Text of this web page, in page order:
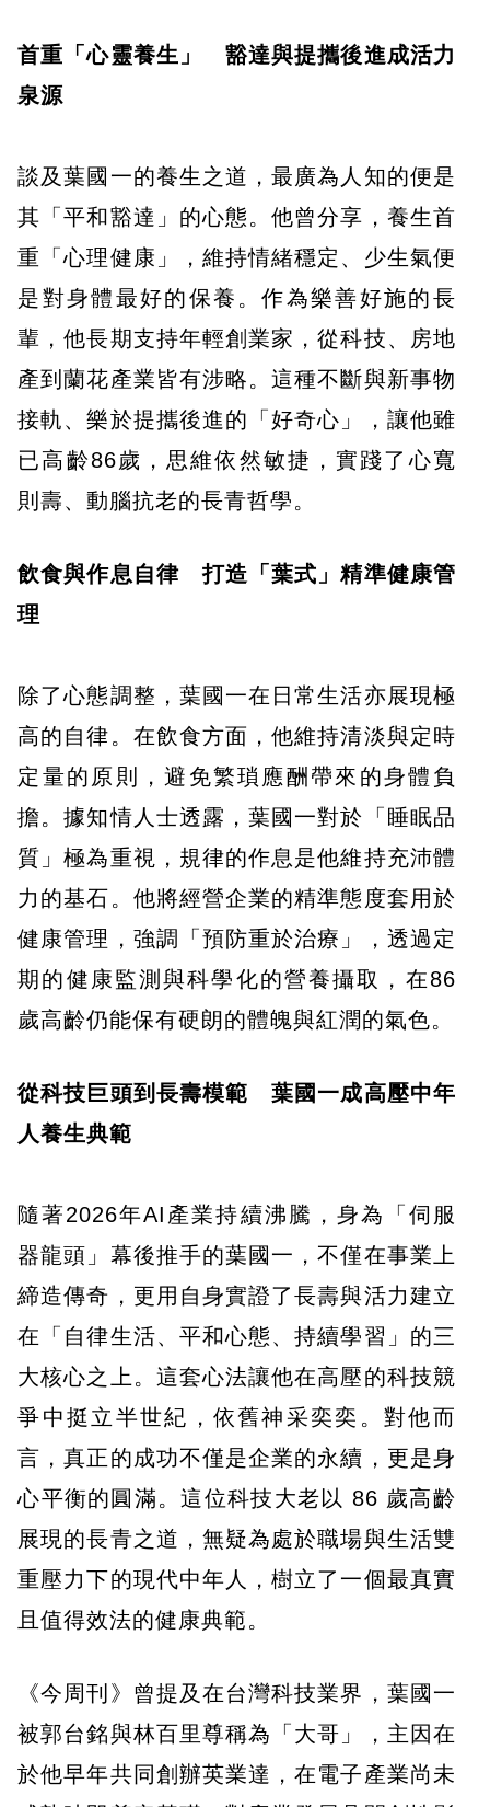
首重「心靈養生」 豁達與提攜後進成活力
泉源
談及葉國一的養生之道，最廣為人知的便是
其「平和豁達」的心態。他曾分享，養生首
重「心理健康」，維持情緒穩定、少生氣便
是對身體最好的保養。作為樂善好施的長
輩，他長期支持年輕創業家，從科技、房地
產到蘭花產業皆有涉略。這種不斷與新事物
接軌、樂於提攜後進的「好奇心」，讓他雖
已高齡86歲，思維依然敏捷，實踐了心寬
則壽、動腦抗老的長青哲學。
飲食與作息自律 打造「葉式」精準健康管
理
除了心態調整，葉國一在日常生活亦展現極
高的自律。在飲食方面，他維持清淡與定時
定量的原則，避免繁瑣應酬帶來的身體負
擔。據知情人士透露，葉國一對於「睡眠品
質」極為重視，規律的作息是他維持充沛體
力的基石。他將經營企業的精準態度套用於
健康管理，強調「預防重於治療」，透過定
期的健康監測與科學化的營養攝取，在86
歲高齡仍能保有硬朗的體魄與紅潤的氣色。
從科技巨頭到長壽模範 葉國一成高壓中年
人養生典範
隨著2026年AI產業持續沸騰，身為「伺服
器龍頭」幕後推手的葉國一，不僅在事業上
締造傳奇，更用自身實證了長壽與活力建立
在「自律生活、平和心態、持續學習」的三
大核心之上。這套心法讓他在高壓的科技競
爭中挺立半世紀，依舊神采奕奕。對他而
言，真正的成功不僅是企業的永續，更是身
心平衡的圓滿。這位科技大老以 86 歲高齡
展現的長青之道，無疑為處於職場與生活雙
重壓力下的現代中年人，樹立了一個最真實
且值得效法的健康典範。
《今周刊》曾提及在台灣科技業界，葉國一
被郭台銘與林百里尊稱為「大哥」，主因在
於他早年共同創辦英業達，在電子產業尚未